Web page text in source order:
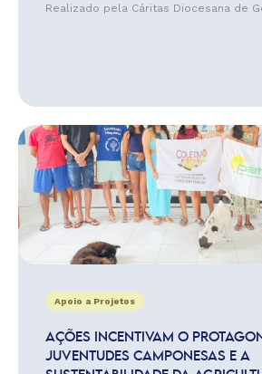
Realizado pela Cáritas Diocesana de
Apoio a Projetos
AÇÕES INCENTIVAM O
JUVENTUDES CAMPONESAS E A